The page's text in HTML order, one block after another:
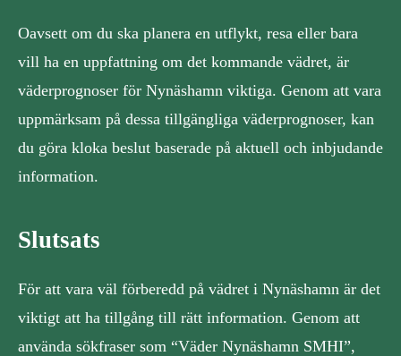
Oavsett om du ska planera en utflykt, resa eller bara
vill ha en uppfattning om det kommande vädret, är
väderprognoser för Nynäshamn viktiga. Genom att vara
uppmärksam på dessa tillgängliga väderprognoser, kan
du göra kloka beslut baserade på aktuell och inbjudande
information.
Slutsats
För att vara väl förberedd på vädret i Nynäshamn är det
viktigt att ha tillgång till rätt information. Genom att
använda sökfraser som “Väder Nynäshamn SMHI”,